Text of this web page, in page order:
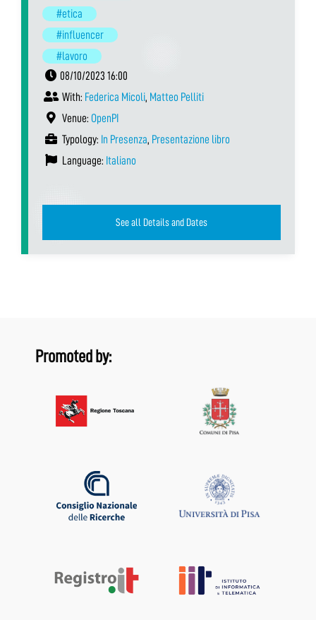
#etica
#influencer
#lavoro
08/10/2023 16:00
With: Federica Micoli, Matteo Pelliti
Venue: OpenPI
Typology: In Presenza, Presentazione libro
Language: Italiano
See all Details and Dates
Promoted by: